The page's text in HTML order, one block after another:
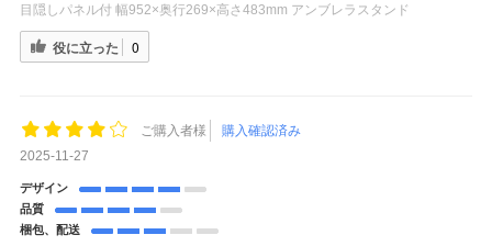
目隠しパネル付 幅952×奥行269×高さ483mm アンブレラスタンド
役に立った 0
ご購入者様
購入確認済み
2025-11-27
デザイン
品質
梱包、配送